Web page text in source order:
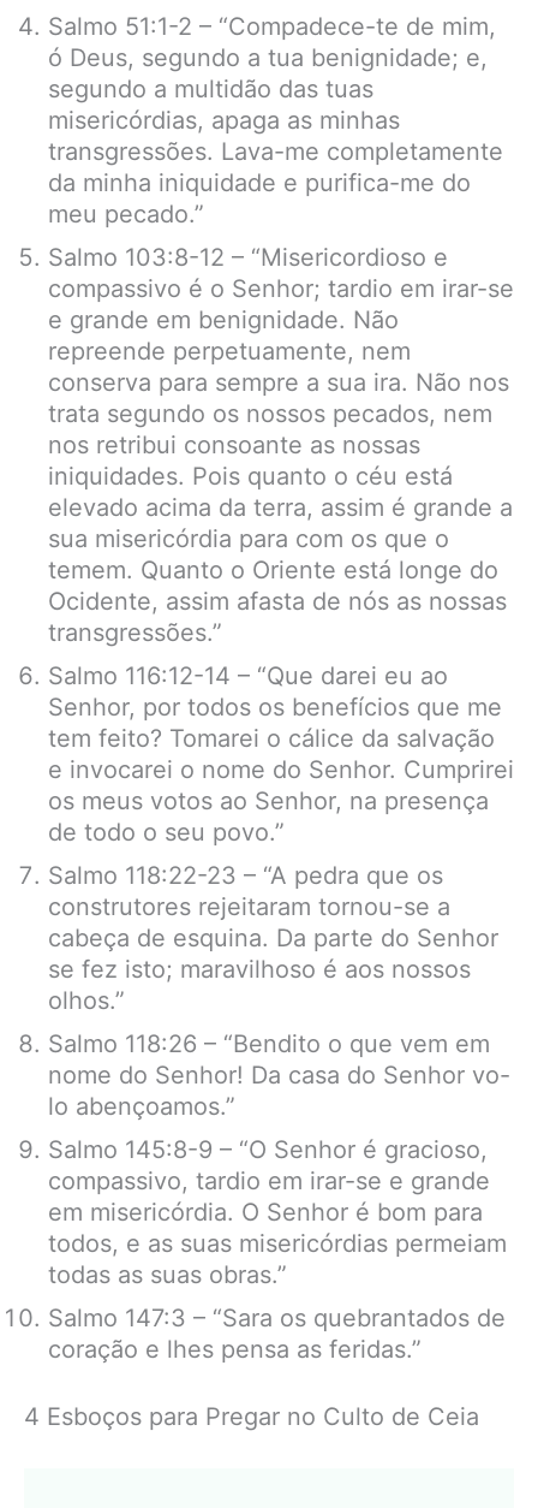
Salmo 51:1-2 – “Compadece-te de mim,
ó Deus, segundo a tua benignidade; e,
segundo a multidão das tuas
misericórdias, apaga as minhas
transgressões. Lava-me completamente
da minha iniquidade e purifica-me do
meu pecado.”
Salmo 103:8-12 – “Misericordioso e
compassivo é o Senhor; tardio em irar-se
e grande em benignidade. Não
repreende perpetuamente, nem
conserva para sempre a sua ira. Não nos
trata segundo os nossos pecados, nem
nos retribui consoante as nossas
iniquidades. Pois quanto o céu está
elevado acima da terra, assim é grande a
sua misericórdia para com os que o
temem. Quanto o Oriente está longe do
Ocidente, assim afasta de nós as nossas
transgressões.”
Salmo 116:12-14 – “Que darei eu ao
Senhor, por todos os benefícios que me
tem feito? Tomarei o cálice da salvação
e invocarei o nome do Senhor. Cumprirei
os meus votos ao Senhor, na presença
de todo o seu povo.”
Salmo 118:22-23 – “A pedra que os
construtores rejeitaram tornou-se a
cabeça de esquina. Da parte do Senhor
se fez isto; maravilhoso é aos nossos
olhos.”
Salmo 118:26 – “Bendito o que vem em
nome do Senhor! Da casa do Senhor vo-
lo abençoamos.”
Salmo 145:8-9 – “O Senhor é gracioso,
compassivo, tardio em irar-se e grande
em misericórdia. O Senhor é bom para
todos, e as suas misericórdias permeiam
todas as suas obras.”
Salmo 147:3 – “Sara os quebrantados de
coração e lhes pensa as feridas.”
4 Esboços para Pregar no Culto de Ceia